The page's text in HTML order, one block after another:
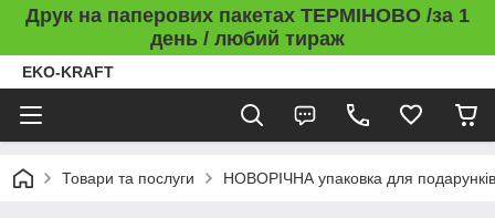
Друк на паперових пакетах ТЕРМІНОВО /за 1
день / любий тираж
EKO-KRAFT
Товари та послуги НОВОРІЧНА упаковка для подарунків